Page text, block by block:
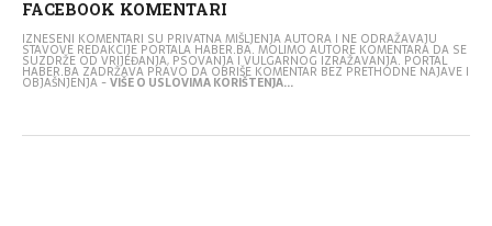
FACEBOOK KOMENTARI
IZNESENI KOMENTARI SU PRIVATNA MIŠLJENJA AUTORA I NE ODRAŽAVAJU
STAVOVE REDAKCIJE PORTALA HABER.BA. MOLIMO AUTORE KOMENTARA DA SE
SUZDRŽE OD VRIJEĐANJA, PSOVANJA I VULGARNOG IZRAŽAVANJA. PORTAL
HABER.BA ZADRŽAVA PRAVO DA OBRIŠE KOMENTAR BEZ PRETHODNE NAJAVE I
OBJAŠNJENJA -VIŠE O USLOVIMA KORIŠTENJA...